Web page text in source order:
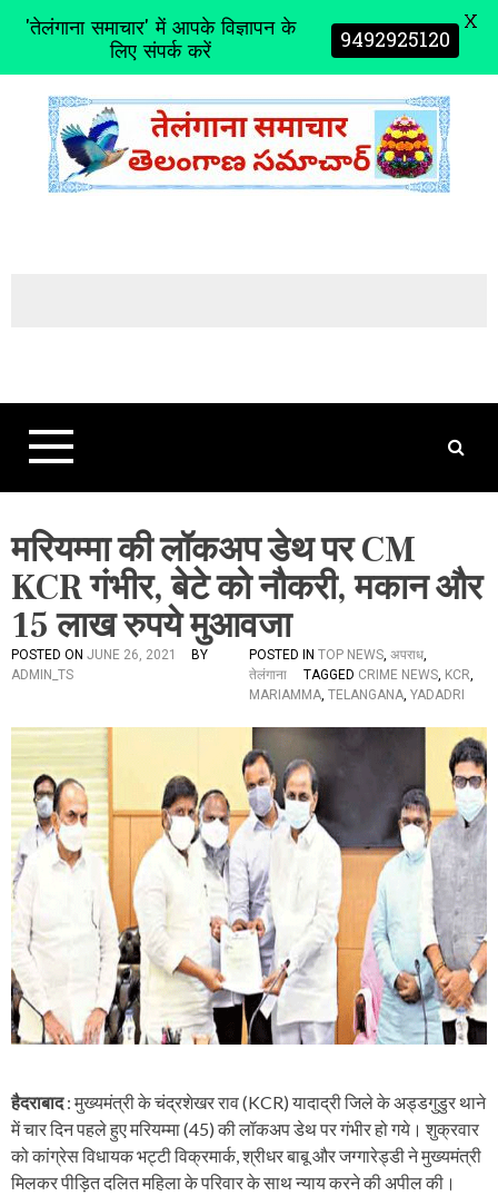
t
मरियम्मा की लॉकअप डेथ पर CM
KCR गंभीर, बेटे को नौकरी, मकान और
15 लाख रुपये मुआवजा
POSTED ON JUNE 26, 2021
BY
ADMIN_TS
POSTED IN TOP NEWS, अपराध,
तेलंगाना
TAGGED CRIME NEWS, KCR,
MARIAMMA, TELANGANA, YADADRI
हैदराबाद: मुख्यमंत्री के चंद्रशेखर राव (KCR) यादाद्री जिले के अड्डगुडुर थाने
में चार दिन पहले हुए मरियम्मा (45) की लॉकअप डेथ पर गंभीर हो गये। शुक्रवार
को कांग्रेस विधायक भट्टी विक्रमार्क, श्रीधर बाबू और जग्गारेड्डी ने मुख्यमंत्री
मिलकर पीड़ित दलित महिला के परिवार के साथ न्याय करने की अपील की।
'तेलंगाना समाचार' में आपके विज्ञापन के
लिए संपर्क करें 9492925120 X